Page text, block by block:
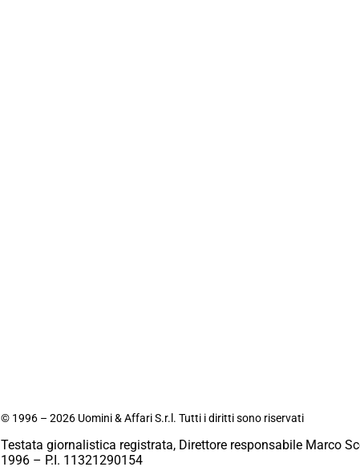
© 1996 – 2026 Uomini & Affari S.r.l. Tutti i diritti sono riservati
Testata giornalistica registrata, Direttore responsabile Marco
1996 – P.I. 11321290154